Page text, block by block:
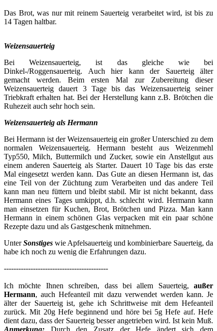
Das Brot, was nur mit reinem Sauerteig verarbeitet wird, ist bis zu
14 Tagen haltbar.
Weizensauerteig
Bei Weizensauerteig, ist das gleiche wie bei
Dinkel-/Roggensauerteig. Auch hier kann der Sauerteig älter
gemacht werden. Beim ersten Mal zur Zubereitung dieser
Weizensauerteig dauert 3 Tage bis das Weizensauerteig seiner
Triebkraft erhalten hat. Bei der Herstellung kann z.B. Brötchen die
Ruhezeit auch sehr hoch sein.
Weizensauerteig als Hermann
Bei Hermann ist der Weizensauerteig ein großer Unterschied zu dem
normalen Weizensauerteig. Hermann besteht aus Weizenmehl
Typ550, Milch, Buttermilch und Zucker, sowie ein Anstellgut aus
einem anderen Sauerteig als Starter. Dauert 10 Tage bis das erste
Mal eingesetzt werden kann. Das Gute an diesen Hermann ist, das
eine Teil von der Züchtung zum Verarbeiten und das andere Teil
kann man neu füttern und bleibt stabil. Mir ist nicht bekannt, dass
Hermann eines Tages umkippt, d.h. schlecht wird. Hermann kann
man einsetzen für Kuchen, Brot, Brötchen und Pizza. Man kann
Hermann in einem schönen Glas verpacken mit ein paar schöne
Rezepte dazu und als Gastgeschenk mitnehmen.
UnterSonstiges wie Apfelsauerteig und kombinierbare Sauerteig, da
habe ich noch zu wenig die Erfahrungen dazu.
-------------------------------------------
Ich möchte Ihnen schreiben, dass bei allem Sauerteig, außer
Hermann, auch Hefeanteil mit dazu verwendet werden kann. Je
älter der Sauerteig ist, gehe ich Schrittweise mit dem Hefeanteil
zurück. Mit 20g Hefe beginnend und höre bei 5g Hefe auf. Hefe
dient dazu, dass der Sauerteig besser angetrieben wird. Ist kein Muß.
Anmerkung: Durch den Zusatz der Hefe ändert sich dem